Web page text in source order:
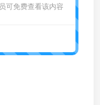
可免费查看该内容